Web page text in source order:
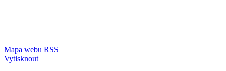
Mapa webu RSS
Vytisknout